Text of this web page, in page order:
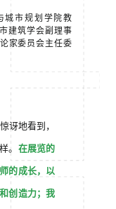
城市规划学院教
市建筑学会副理事
家委员会主任委
讶地看到，
。 在展览的
的成长，以
创造力；我